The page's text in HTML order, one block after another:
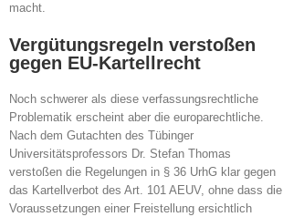
macht.
Vergütungsregeln verstoßen
gegen EU-Kartellrecht
Noch schwerer als diese verfassungsrechtliche
Problematik erscheint aber die europarechtliche.
Nach dem Gutachten des Tübinger
Universitätsprofessors Dr. Stefan Thomas
verstoßen die Regelungen in § 36 UrhG klar gegen
das Kartellverbot des Art. 101 AEUV, ohne dass die
Voraussetzungen einer Freistellung ersichtlich